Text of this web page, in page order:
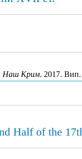
Наш Крим. 2017.
Half of the